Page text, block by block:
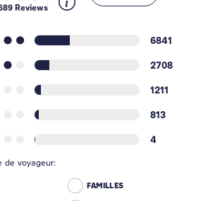
Reviews
6841
2708
1211
813
4
de voyageur:
FAMILLES